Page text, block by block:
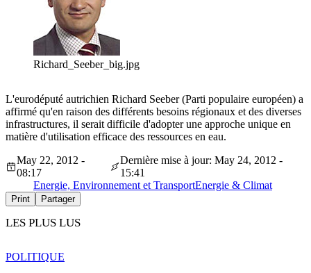
Richard_Seeber_big.jpg
L'eurodéputé autrichien Richard Seeber (Parti populaire européen) a
affirmé qu'en raison des différents besoins régionaux et des diverses
infrastructures, il serait difficile d'adopter une approche unique en
matière d'utilisation efficace des ressources en eau.
May 22, 2012 -
08:17
Dernière mise à jour: May 24, 2012 -
15:41
Energie, Environnement et TransportEnergie & Climat
Print Partager
LES PLUS LUS
POLITIQUE